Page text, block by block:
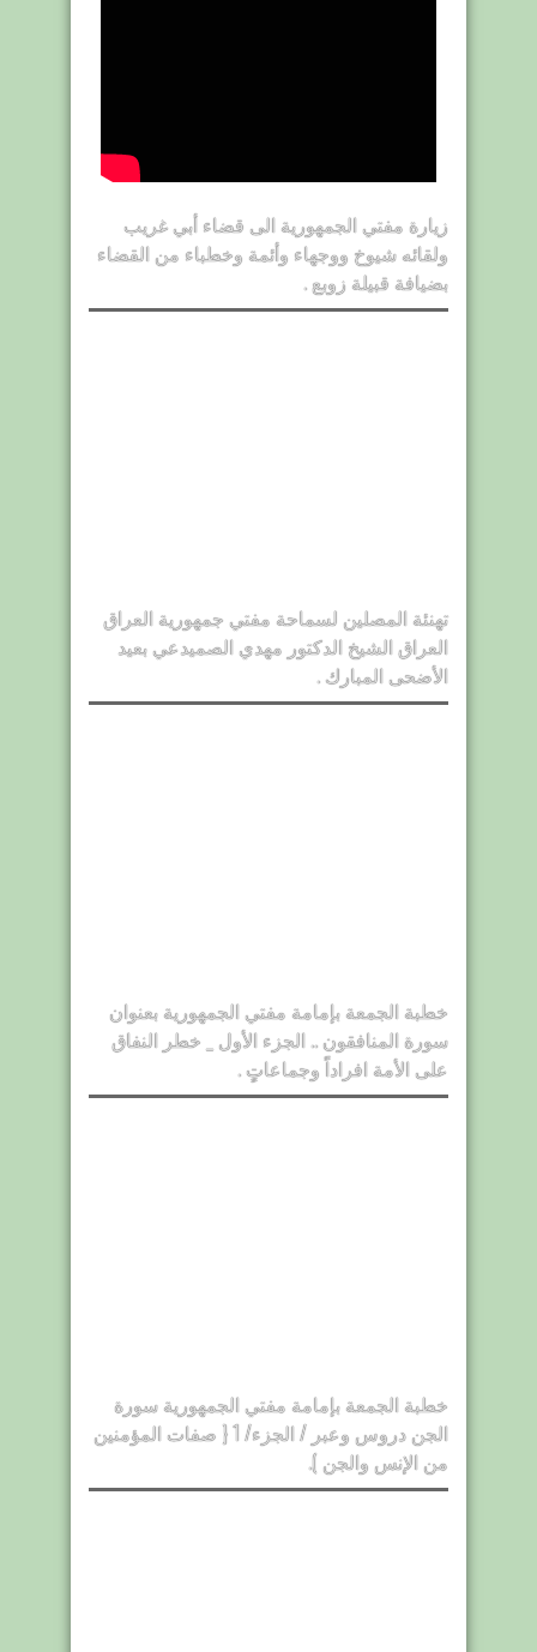
زيارة مفتي الجمهورية الى قضاء أبي غريب
ولقائه شيوخ ووجهاء وأئمة وخطباء من القضاء
بضيافة قبيلة زوبع .
تهنئة المصلين لسماحة مفتي جمهورية العراق
العراق الشيخ الدكتور مهدي الصميدعي بعيد
الأضحى المبارك .
خطبة الجمعة بإمامة مفتي الجمهورية بعنوان
سورة المنافقون .. الجزء الأول _ خطر النفاق
على الأمة افراداً وجماعاتٍ .
خطبة الجمعة بإمامة مفتي الجمهورية سورة
الجن دروس وعبر / الجزء/ 1 { صفات المؤمنين
من الإنس والجن ).